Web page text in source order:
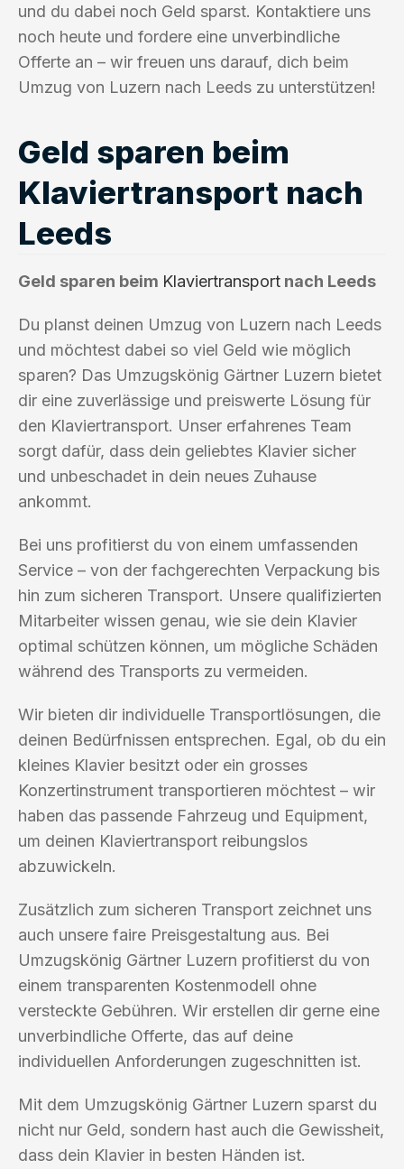
und du dabei noch Geld sparst. Kontaktiere uns
noch heute und fordere eine unverbindliche
Offerte an – wir freuen uns darauf, dich beim
Umzug von Luzern nach Leeds zu unterstützen!
Geld sparen beim
Klaviertransport nach
Leeds
Geld sparen beim Klaviertransport nach Leeds
Du planst deinen Umzug von Luzern nach Leeds
und möchtest dabei so viel Geld wie möglich
sparen? Das Umzugskönig Gärtner Luzern bietet
dir eine zuverlässige und preiswerte Lösung für
den Klaviertransport. Unser erfahrenes Team
sorgt dafür, dass dein geliebtes Klavier sicher
und unbeschadet in dein neues Zuhause
ankommt.
Bei uns profitierst du von einem umfassenden
Service – von der fachgerechten Verpackung bis
hin zum sicheren Transport. Unsere qualifizierten
Mitarbeiter wissen genau, wie sie dein Klavier
optimal schützen können, um mögliche Schäden
während des Transports zu vermeiden.
Wir bieten dir individuelle Transportlösungen, die
deinen Bedürfnissen entsprechen. Egal, ob du ein
kleines Klavier besitzt oder ein grosses
Konzertinstrument transportieren möchtest – wir
haben das passende Fahrzeug und Equipment,
um deinen Klaviertransport reibungslos
abzuwickeln.
Zusätzlich zum sicheren Transport zeichnet uns
auch unsere faire Preisgestaltung aus. Bei
Umzugskönig Gärtner Luzern profitierst du von
einem transparenten Kostenmodell ohne
versteckte Gebühren. Wir erstellen dir gerne eine
unverbindliche Offerte, das auf deine
individuellen Anforderungen zugeschnitten ist.
Mit dem Umzugskönig Gärtner Luzern sparst du
nicht nur Geld, sondern hast auch die Gewissheit,
dass dein Klavier in besten Händen ist.